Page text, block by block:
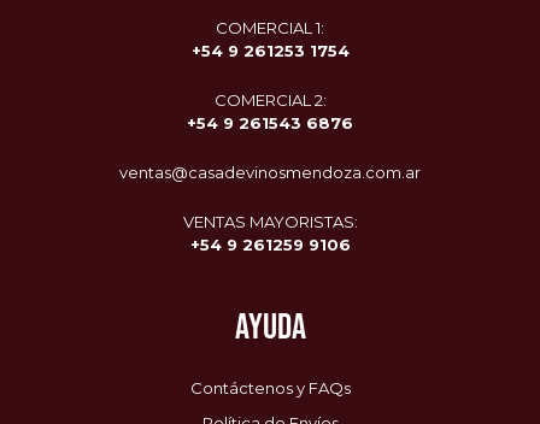
COMERCIAL 1:
+54 9 261253 1754
COMERCIAL 2:
+54 9 261543 6876
ventas@casadevinosmendoza.com.ar
VENTAS MAYORISTAS:
+54 9 261259 9106
AYUDA
Contáctenos y FAQs